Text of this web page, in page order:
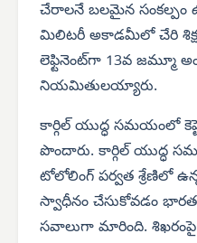
చేరాలనే బలమైన సంకల్పం
మిలిటరీ అకాడమీలో చేరి
లెఫ్టినెంట్‌గా 13వ జమ్మూ
నియమితులయ్యారు.
కార్గిల్ యుద్ధ సమయంలో
పొందారు. కార్గిల్ యుద్ధ
టోలోలింగ్ పర్వత శ్రేణిలో
స్వాధీనం చేసుకోవడం భారత
సవాలుగా మారింది. శిఖరంపై